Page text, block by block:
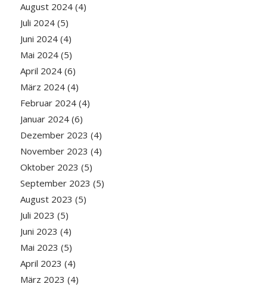
August 2024(4)
Juli 2024(5)
Juni 2024(4)
Mai 2024(5)
April 2024(6)
März 2024(4)
Februar 2024(4)
Januar 2024(6)
Dezember 2023 (4)
November 2023 (4)
Oktober 2023 (5)
September 2023 (5)
August 2023 (5)
Juli 2023 (5)
Juni 2023 (4)
Mai 2023 (5)
April 2023 (4)
März 2023 (4)